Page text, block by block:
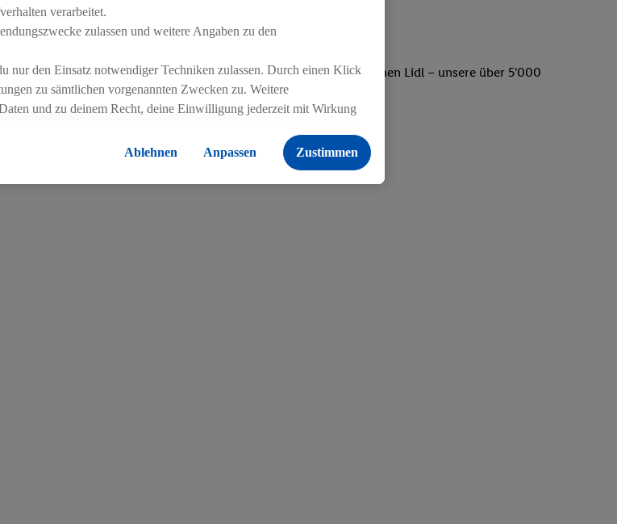
Gruppe zum grössten Handelskonzern Europas. Menschen machen Lidl – unsere über 5'000
Filialen schweizweit legen den Grundstein für unseren Erfolg.
verarbeitet.
zulassen und weitere Angaben zu den
nur den Einsatz notwendiger Techniken zulassen. Durch einen Klick
zu sämtlichen vorgenannten Zwecken zu. Weitere
und zu deinem Recht, deine Einwilligung jederzeit mit Wirkung
Ablehnen
Anpassen Zustimmen